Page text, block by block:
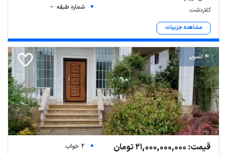
کلاردشت
مشاهده جزییات
شماره طبقه: --
4 تصویر
قیمت: 21,000,000,000 تومان
2 خواب